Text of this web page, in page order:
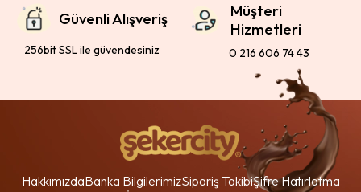
Güvenli Alışveriş
256bit SSL ile güvendesiniz
Müşteri
Hizmetleri
0 216 606 74 43
HakkımızdaBanka BilgilerimizSipariş TakibiŞifre Hatırlatma